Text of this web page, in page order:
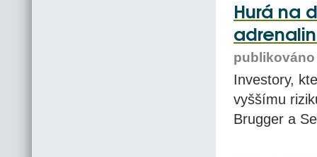
Hurá na
publikováno
Investory,
vyššímu
Brugger a